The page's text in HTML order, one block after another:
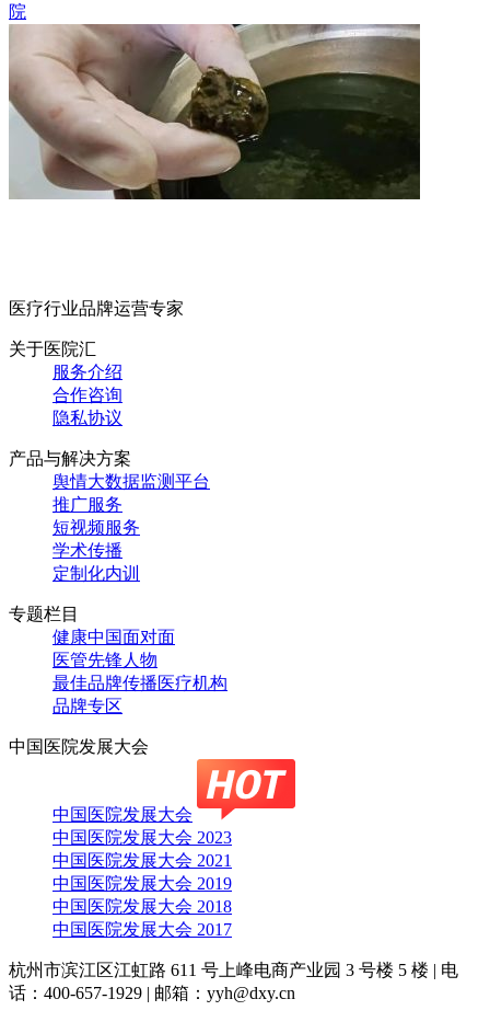
院
医疗行业品牌运营专家
关于医院汇
服务介绍
合作咨询
隐私协议
产品与解决方案
舆情大数据监测平台
推广服务
短视频服务
学术传播
定制化内训
专题栏目
健康中国面对面
医管先锋人物
最佳品牌传播医疗机构
品牌专区
中国医院发展大会
中国医院发展大会
中国医院发展大会 2023
中国医院发展大会 2021
中国医院发展大会 2019
中国医院发展大会 2018
中国医院发展大会 2017
杭州市滨江区江虹路 611 号上峰电商产业园 3 号楼 5 楼 | 电
话：400-657-1929 | 邮箱：yyh@dxy.cn